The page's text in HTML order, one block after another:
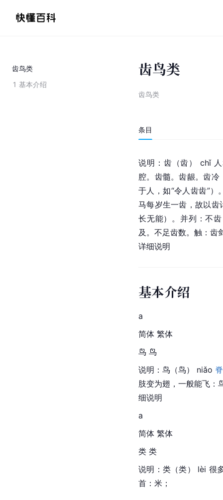
齿鸟类
1 基本介绍
齿鸟类
齿鸟类
条目
说明：齿（齿） chǐ
腔。齿髓。齿龈。齿
于人，如“令人齿齿”
马每岁生一齿，故以齿
长无能）。并列：不
及。不足齿数。触：齿
详细说明
基本介绍
a
简体 繁体
鸟 鸟
说明：鸟（鸟） niǎo
肢变为翅，一般能飞：
细说明
a
简体 繁体
类 类
说明：类（类） lèi 很
首：米；